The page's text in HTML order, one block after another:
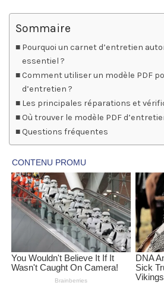
Sommaire
Pourquoi un carnet d’entretien
essentiel ?
Comment utiliser un modèle PDF
d’entretien ?
Les principales réparations et
Où trouver le modèle PDF
Questions fréquentes